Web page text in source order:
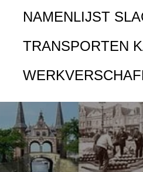
NAMENLIJST
TRANSPORTEN